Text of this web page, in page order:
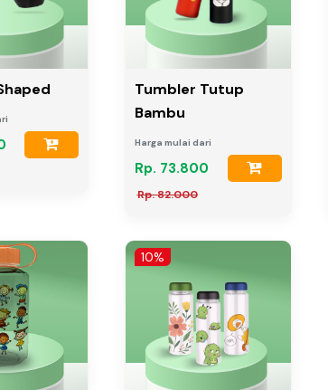
Tumbler Tutup
Bambu
Harga mulai dari
Rp. 73.800
Rp. 82.000
10%